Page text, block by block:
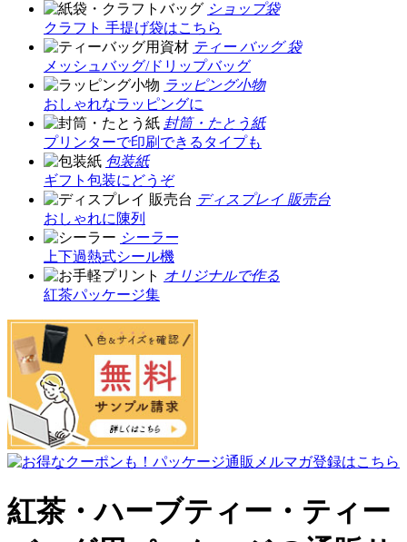
ショップ袋
クラフト 手提げ袋はこちら
ティー バッグ 袋
メッシュバッグ/ドリップバッグ
ラッピング小物
おしゃれなラッピングに
封筒・たとう紙
プリンターで印刷できるタイプも
包装紙
ギフト包装にどうぞ
ディスプレイ 販売台
おしゃれに陳列
シーラー
上下過熱式シール機
オリジナルで作る
紅茶パッケージ集
紅茶・ハーブティー・ティー